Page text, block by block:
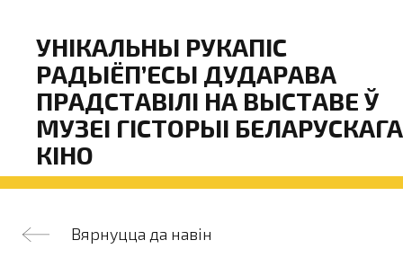
УНІКАЛЬНЫ РУКАПІС
РАДЫЁП’ЕСЫ ДУДАРАВА
ПРАДСТАВІЛІ НА ВЫСТАВЕ Ў
МУЗЕІ ГІСТОРЫІ БЕЛАРУСКАГА
КІНО
Вярнуцца да навін